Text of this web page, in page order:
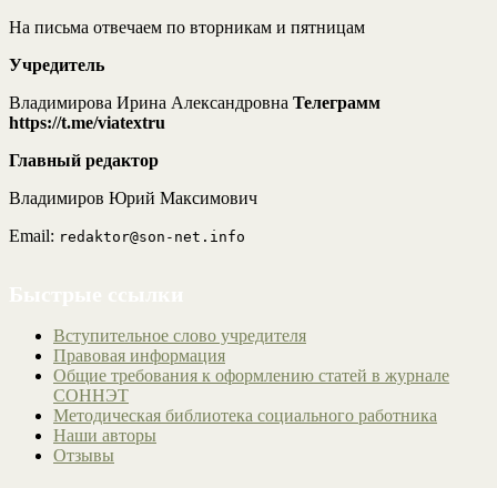
На письма отвечаем по вторникам и пятницам
Учредитель
Владимирова Ирина Александровна Телеграмм
https://t.me/viatextru
Главный редактор
Владимиров Юрий Максимович
Email: redaktor@son-net.info
Вступительное слово учредителя
Правовая информация
Общие требования к оформлению статей в журнале
СОННЭТ
Методическая библиотека социального работника
Наши авторы
Отзывы